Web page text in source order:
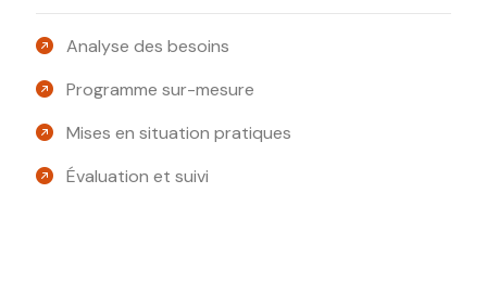
Analyse des besoins
Programme sur-mesure
Mises en situation pratiques
Évaluation et suivi